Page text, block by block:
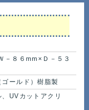
８６mm×Ｄ－５３
ールド）樹脂製
UVカットアクリ